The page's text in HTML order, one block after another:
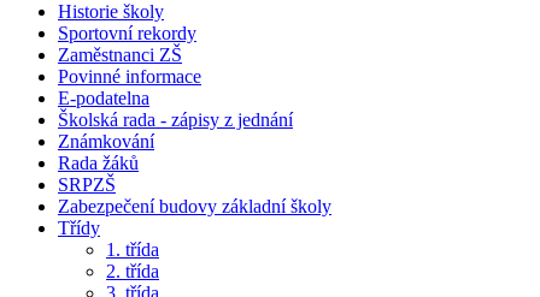
Historie školy
Sportovní rekordy
Zaměstnanci ZŠ
Povinné informace
E-podatelna
Školská rada - zápisy z jednání
Známkování
Rada žáků
SRPZŠ
Zabezpečení budovy základní školy
Třídy
1. třída
2. třída